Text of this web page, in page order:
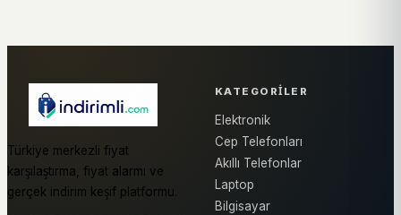
Türkiye merkezli fiyat
karşılaştırma, fiyat alarmı ve
gerçek indirim keşif platformu.
KATEGORILER
Elektronik
Cep Telefonları
Akıllı Telefonlar
Laptop
Bilgisayar